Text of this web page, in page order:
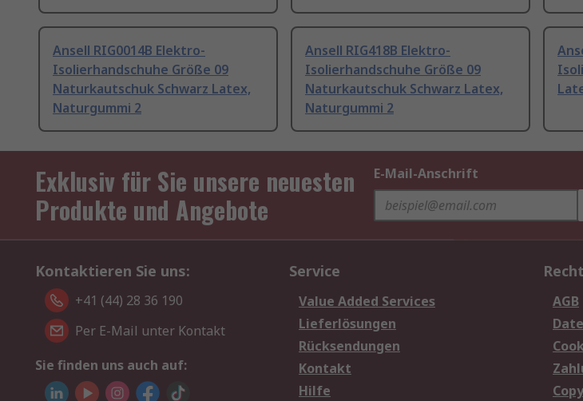
Ansell RIG0014B Elektro-
Isolierhandschuhe Größe 09
Naturkautschuk Schwarz Latex,
Naturgummi 2
Ansell RIG418B Elektro-
Isolierhandschuhe Größe 09
Naturkautschuk Schwarz Latex,
Naturgummi 2
Exklusiv für Sie unsere neuesten
Produkte und Angebote
E-Mail-Anschrift
Kontaktieren Sie uns:
+41 (44) 28 36 190
Per E-Mail unter Kontakt
Sie finden uns auch auf:
Service
Value Added Services
Lieferlösungen
Rücksendungen
Kontakt
Hilfe
AGB